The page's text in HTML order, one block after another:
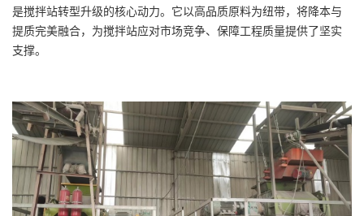
是搅拌站转型升级的核心动力。它以高品质原料为纽带，将降本与
提质完美融合，为搅拌站应对市场竞争、保障工程质量提供了坚实
支撑。